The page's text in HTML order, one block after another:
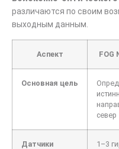
различаются по своим
выходным данным.
Аспект FOG
Основная цель
север
Датчики 1–3